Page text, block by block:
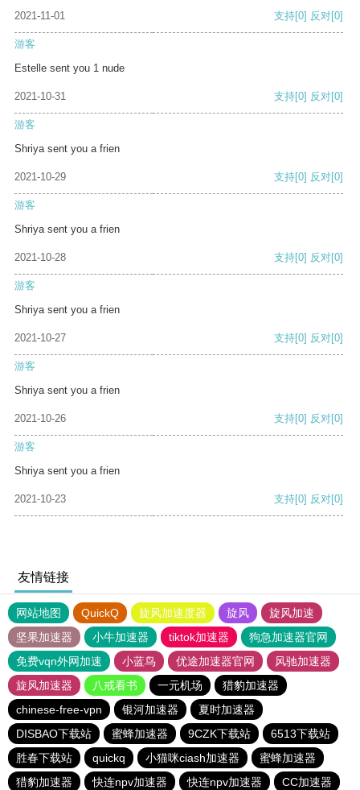
2021-11-01 支持[0] 反对[0]
游客
Estelle sent you 1 nude
2021-10-31 支持[0] 反对[0]
游客
Shriya sent you a frien
2021-10-29 支持[0] 反对[0]
游客
Shriya sent you a frien
2021-10-28 支持[0] 反对[0]
游客
Shriya sent you a frien
2021-10-27 支持[0] 反对[0]
游客
Shriya sent you a frien
2021-10-26 支持[0] 反对[0]
游客
Shriya sent you a frien
2021-10-23 支持[0] 反对[0]
友情链接
网站地图 QuickQ 旋风加速度器 旋风
旋风加速
坚果加速器
小牛加速器 tiktok加速器
狗急加速器官网
免费vqn外网加速
小蓝鸟 优途加速器官网
风驰加速器
旋风加速器
八戒看书 一元机场
猎豹加速器
chinese-free-vpn
银河加速器
夏时加速器
DISBAO下载站
蜜蜂加速器 9CZK下载站
6513下载站
胜春下载站
quickq 小猫咪ciash加速器
蜜蜂加速器
猎豹加速器
快连npv加速器 快连npv加速器 CC加速器